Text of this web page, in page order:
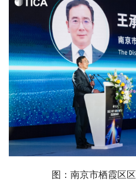
图：南京市栖霞区